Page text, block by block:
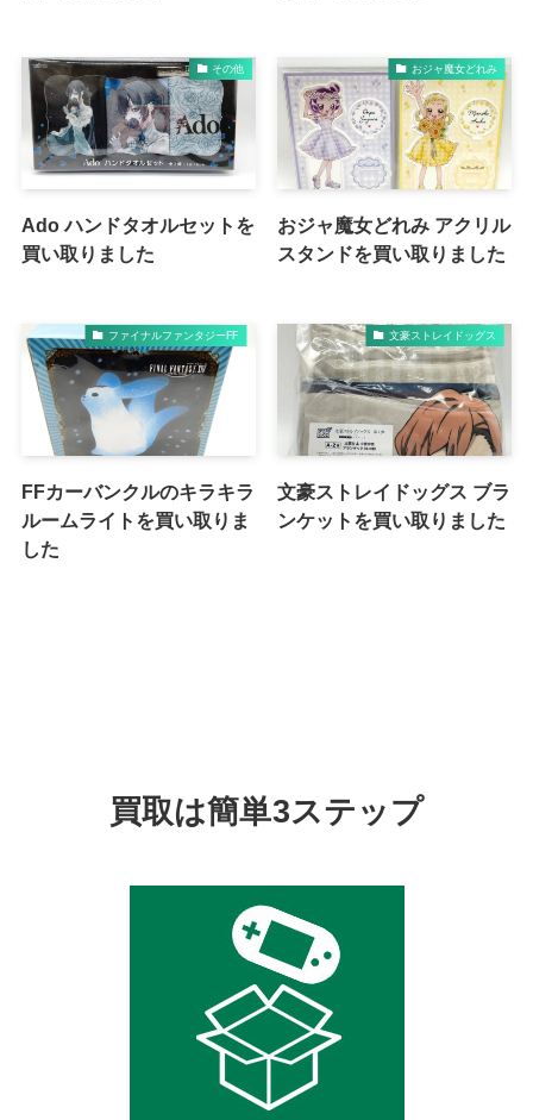
その他
Ado ハンドタオルセットを
買い取りました
おジャ魔女どれみ
おジャ魔女どれみ アクリル
スタンドを買い取りました
ファイナルファンタジーFF
FFカーバンクルのキラキラ
ルームライトを買い取りま
した
文豪ストレイドッグス
文豪ストレイドッグス ブラ
ンケットを買い取りました
買取は簡単3ステップ